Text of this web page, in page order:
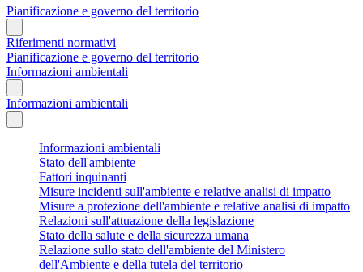
Pianificazione e governo del territorio
Riferimenti normativi
Pianificazione e governo del territorio
Informazioni ambientali
Informazioni ambientali
Informazioni ambientali
Stato dell'ambiente
Fattori inquinanti
Misure incidenti sull'ambiente e relative analisi di impatto
Misure a protezione dell'ambiente e relative analisi di impatto
Relazioni sull'attuazione della legislazione
Stato della salute e della sicurezza umana
Relazione sullo stato dell'ambiente del Ministero
dell'Ambiente e della tutela del territorio